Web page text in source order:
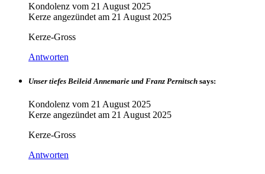
Kondolenz vom 21 August 2025
Kerze angezündet am 21 August 2025
Kerze-Gross
Antworten
Unser tiefes Beileid Annemarie und Franz Pernitsch says:
Kondolenz vom 21 August 2025
Kerze angezündet am 21 August 2025
Kerze-Gross
Antworten